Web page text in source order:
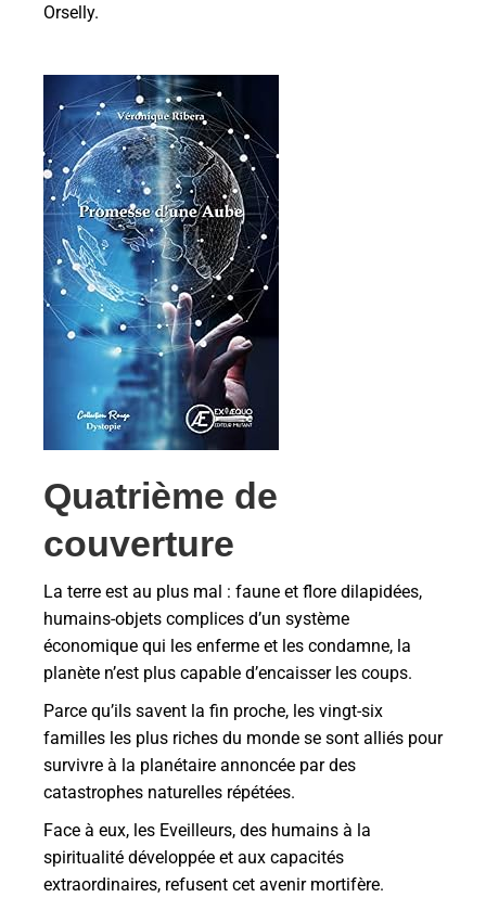
Orselly.
Quatrième de
couverture
La terre est au plus mal : faune et flore dilapidées,
humains-objets complices d’un système
économique qui les enferme et les condamne, la
planète n’est plus capable d’encaisser les coups.
Parce qu’ils savent la fin proche, les vingt-six
familles les plus riches du monde se sont alliés pour
survivre à la planétaire annoncée par des
catastrophes naturelles répétées.
Face à eux, les Eveilleurs, des humains à la
spiritualité développée et aux capacités
extraordinaires, refusent cet avenir mortifère.